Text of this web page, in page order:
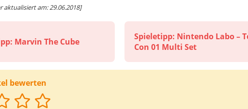
am: 29.06.2018]
Marvin The Cube
Spieletipp: Nintendo Labo –
Con 01 Multi Set
bewerten